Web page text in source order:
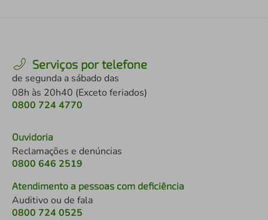
Serviços por telefone
de segunda a sábado das
08h às 20h40 (Exceto feriados)
0800 724 4770
Ouvidoria
Reclamações e denúncias
0800 646 2519
Atendimento a pessoas com deficiência
Auditivo ou de fala
0800 724 0525